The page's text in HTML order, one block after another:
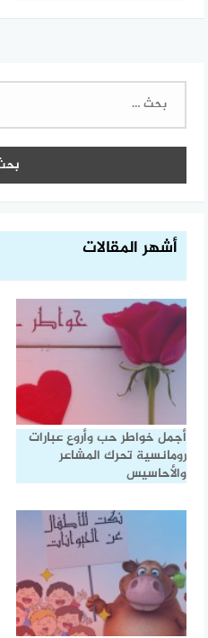
البحث
أشهر المقالات
أجمل خواطر حب وأروع عبارات
رومانسية تحرك المشاعر
والأحاسيس